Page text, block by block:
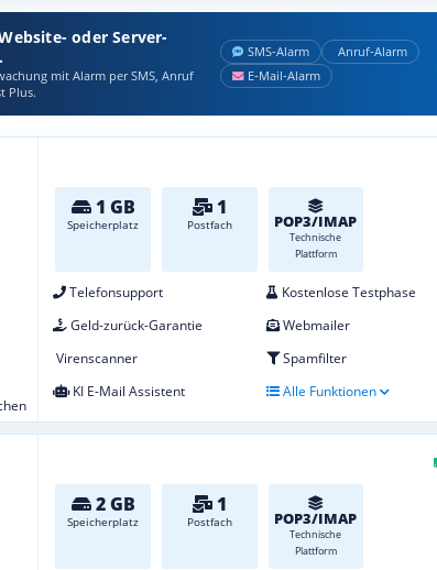
oder Server-
mit Alarm per SMS, Anruf
Plus.
SMS‑Alarm
Anruf‑Alarm
E‑Mail‑Alarm
1 GB
Speicherplatz
1
Postfach POP3/IMAP
Technische
Plattform
Telefonsupport
Kostenlose Testphase
Geld-zurück-Garantie
Webmailer
Virenscanner
Spamfilter
KI E-Mail Assistent
Alle Funktionen
2 GB
Speicherplatz
1
Postfach POP3/IMAP
Technische
Plattform